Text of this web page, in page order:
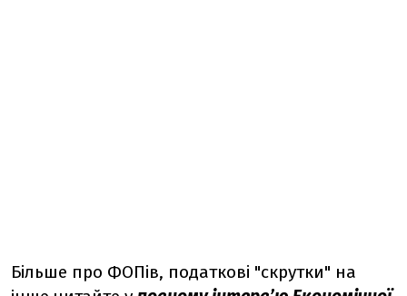
Більше про ФОПів, податкові "скрутки" на